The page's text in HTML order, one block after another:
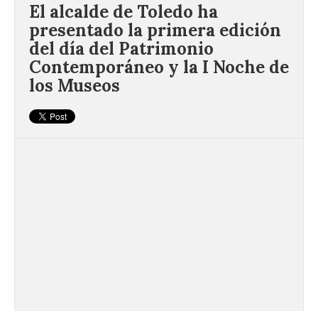
El alcalde de Toledo ha
presentado la primera edición
del día del Patrimonio
Contemporáneo y la I Noche de
los Museos